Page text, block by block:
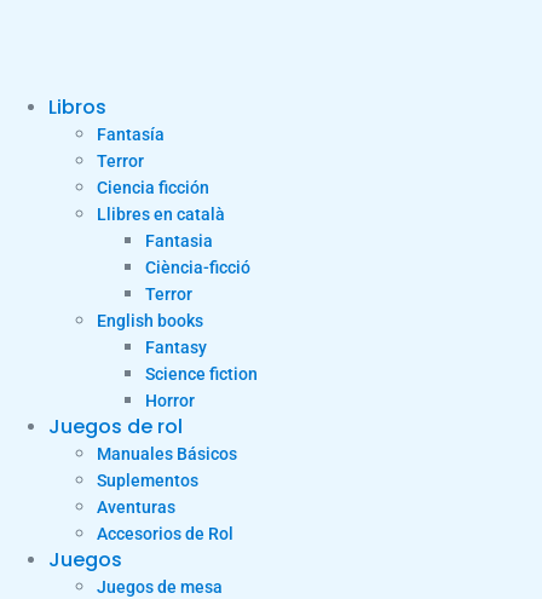
Libros
Fantasía
Terror
Ciencia ficción
Llibres en català
Fantasia
Ciència-ficció
Terror
English books
Fantasy
Science fiction
Horror
Juegos de rol
Manuales Básicos
Suplementos
Aventuras
Accesorios de Rol
Juegos
Juegos de mesa